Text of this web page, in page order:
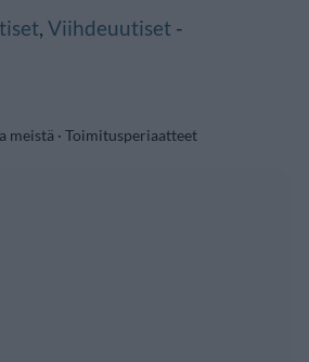
, Viihdeuutiset -
meistä · Toimitusperiaatteet